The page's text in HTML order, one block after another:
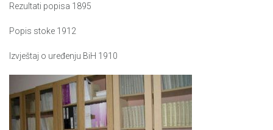
Rezultati popisa 1895
Popis stoke 1912
Izvještaj o uređenju BiH 1910